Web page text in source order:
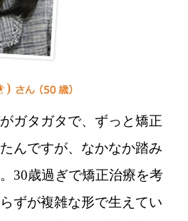
ガタガタで、ずっと矯正
んですが、なかなか踏み
30歳過ぎで矯正治療を考
ずが複雑な形で生えてい